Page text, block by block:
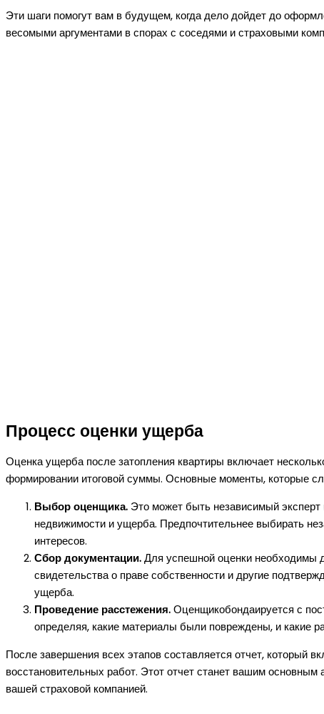
Эти шаги помогут вам в будущем, когда дело дойдет до
весомыми аргументами в спорах с соседями и страховыми
Процесс оценки ущерба
Оценка ущерба после затопления квартиры включает
формировании итоговой суммы. Основные моменты, которые
Выбор оценщика. Это может быть независимый
недвижимости и ущерба. Предпочтительнее выбирать
интересов.
Сбор документации.Для успешной оценки необходимы
свидетельства о праве собственности и другие
ущерба.
Проведение расстежения.Оценщикобондаируется с
определяя, какие материалы были повреждены, и какие
После завершения всех этапов составляется отчет, который
восстановительных работ. Этот отчет станет вашим основным
вашей страховой компанией.